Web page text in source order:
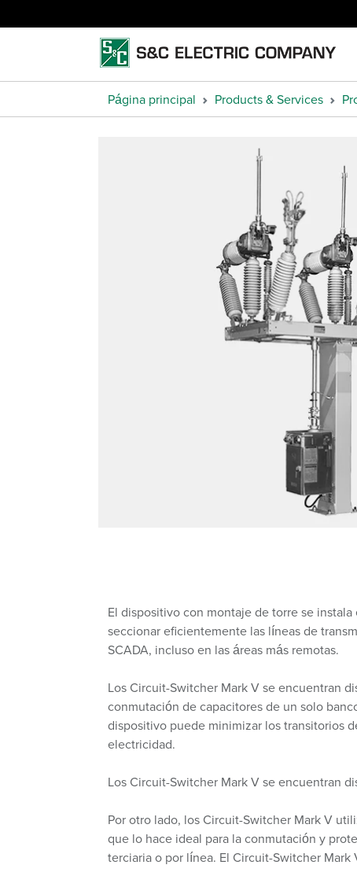
Página principal Products & Services
El dispositivo con montaje de torre se
seccionar eficientemente las líneas de
SCADA, incluso en las áreas más remotas.
Los Circuit-Switcher Mark V se encuentran
conmutación de capacitores de un solo
dispositivo puede minimizar los transitorios
electricidad.
Los Circuit-Switcher Mark V se encuentran
Por otro lado, los Circuit-Switcher Mark V
que lo hace ideal para la conmutación y
terciaria o por línea. El Circuit-Switcher